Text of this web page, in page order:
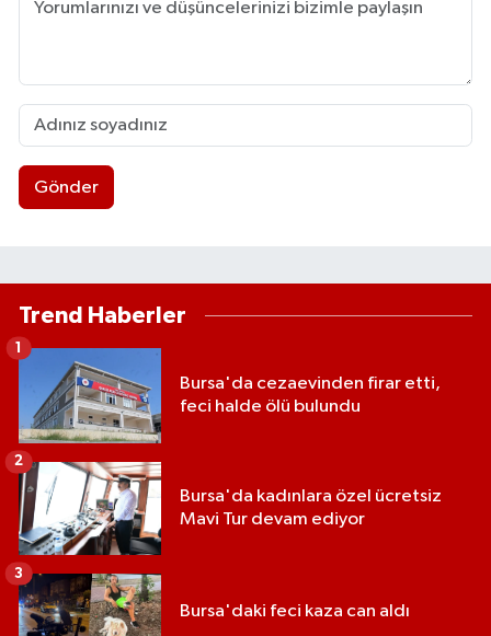
Gönder
Trend Haberler
Bursa'da cezaevinden firar etti,
feci halde ölü bulundu
1
Bursa'da kadınlara özel ücretsiz
Mavi Tur devam ediyor
2
Bursa'daki feci kaza can aldı
3